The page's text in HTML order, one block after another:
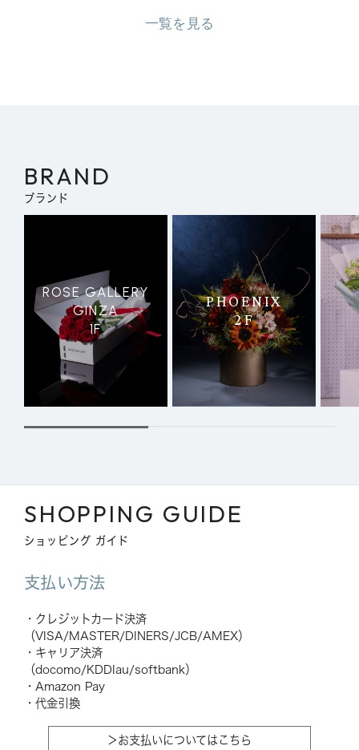
一覧を見る
BRAND
ブランド
ROSE GALLERY
GINZA
1F
PHOENIX
2F
SHOPPING GUIDE
ショッピング ガイド
支払い方法
・クレジットカード決済
（VISA/MASTER/DINERS/JCB/AMEX）
・キャリア決済
（docomo/KDDIau/softbank）
・Amazon Pay
・代金引換
＞お支払いについてはこちら